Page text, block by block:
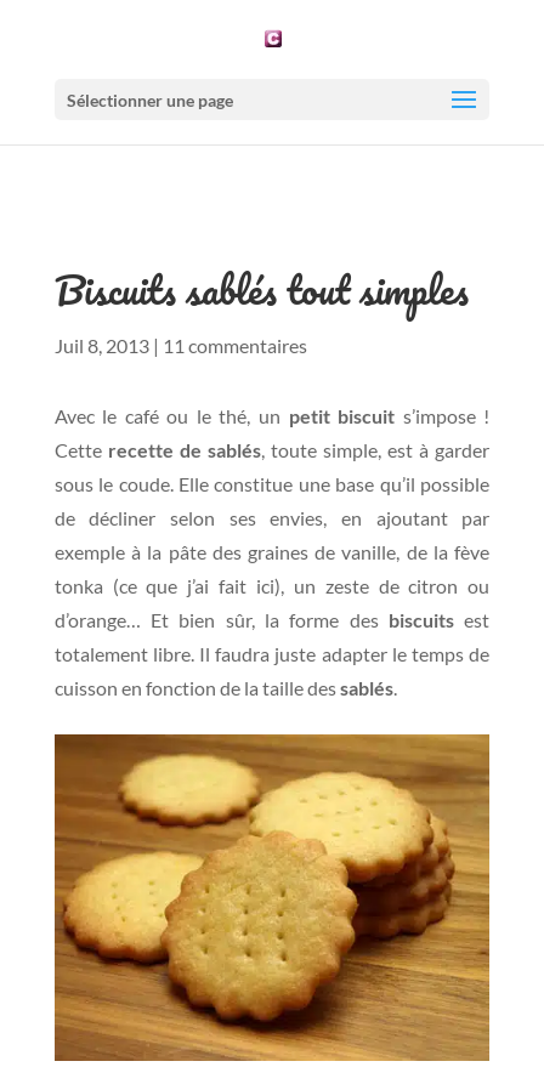
Sélectionner une page
Biscuits sablés tout simples
Juil 8, 2013| 11 commentaires
Avec le café ou le thé, un petit biscuit s’impose !
Cette recette de sablés, toute simple, est à garder
sous le coude. Elle constitue une base qu’il possible
de décliner selon ses envies, en ajoutant par
exemple à la pâte des graines de vanille, de la fève
tonka (ce que j’ai fait ici), un zeste de citron ou
d’orange… Et bien sûr, la forme desbiscuitsest
totalement libre. Il faudra juste adapter le temps de
cuisson en fonction de la taille dessablés.